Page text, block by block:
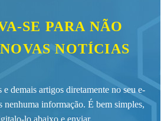
SE PARA NÃO
NOTÍCIAS
demais artigos diretamente no seu e-
nenhuma informação. É bem simples,
lo abaixo e enviar.